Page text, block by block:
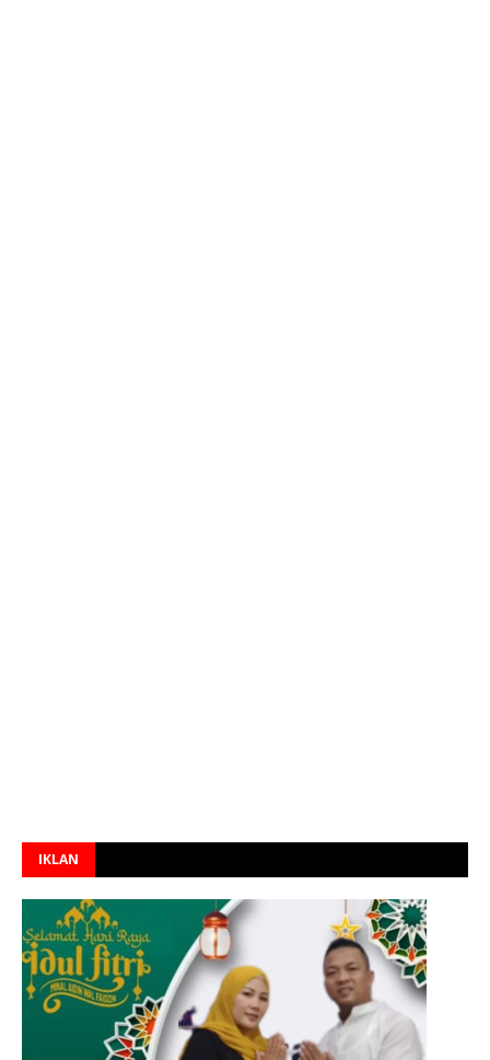
IKLAN